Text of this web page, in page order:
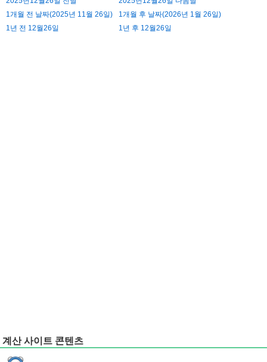
1개월 전 날짜(2025년 11월 26일)
1개월 후 날짜(2026년 1월 26일)
1년 전 12월26일
1년 후 12월26일
계산 사이트 콘텐츠